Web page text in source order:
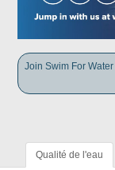
Join Swim For
Qualité de l'eau